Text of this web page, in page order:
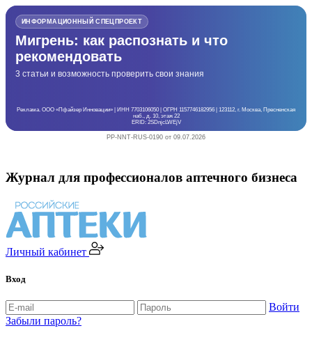
ИНФОРМАЦИОННЫЙ СПЕЦПРОЕКТ
Мигрень: как распознать и что
рекомендовать
3 статьи и возможность проверить свои знания
Реклама. ООО «Пфайзер Инновации» | ИНН 7703106050 | ОГРН 1157746182956 | 123112, г. Москва, Пресненская
наб., д. 10, этаж 22
ERID: 2SDnjcLWEjV
PP-NNT-RUS-0190 от 09.07.2026
Журнал для профессионалов аптечного бизнеса
Личный кабинет
Вход
Войти
Забыли пароль?